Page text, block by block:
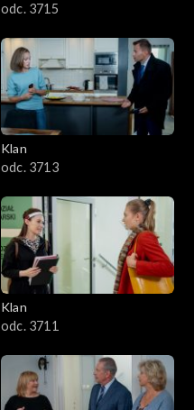
odc. 3715
Klan
odc. 3713
Klan
odc. 3711